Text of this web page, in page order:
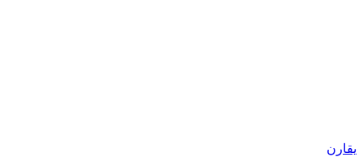
يقارن